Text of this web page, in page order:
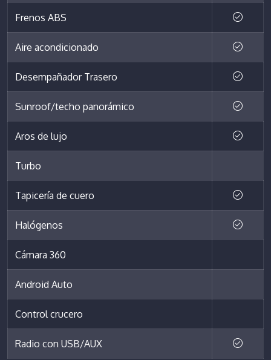
Frenos ABS
Aire acondicionado
Desempañador Trasero
Sunroof/techo panorámico
Aros de lujo
Turbo
Tapicería de cuero
Halógenos
Cámara 360
Android Auto
Control crucero
Radio con USB/AUX